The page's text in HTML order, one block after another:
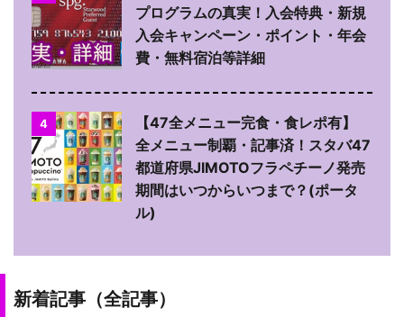
プログラムの真実！入会特典・新規
入会キャンペーン・ポイント・年会
費・無料宿泊等詳細
4
【47全メニュー完食・食レポ有】
全メニュー制覇・記事済！スタバ47
都道府県JIMOTOフラペチーノ発売
期間はいつからいつまで？(ポータ
ル)
新着記事（全記事）